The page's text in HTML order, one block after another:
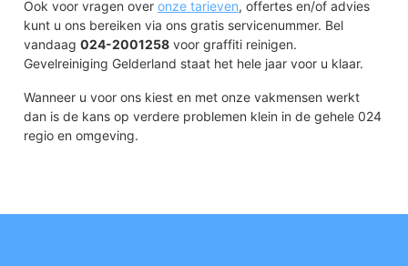
Ook voor vragen overonze tarieven, offertes en/of advies
kunt u ons bereiken via ons gratis servicenummer. Bel
vandaag024-2001258 voor graffiti reinigen.
Gevelreiniging Gelderland staat het hele jaar voor u klaar.
Wanneer u voor ons kiest en met onze vakmensen werkt
dan is de kans op verdere problemen klein in de gehele 024
regio en omgeving.